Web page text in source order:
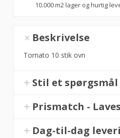
Tecnodom
bageovn
Beskrivelse
Tornato 10 stik ovn
Stil et
Prismatch -
Dag-til-dag
10.000 m2 lager og hurtig